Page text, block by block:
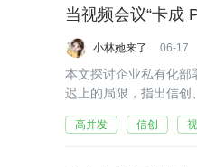
当视频会议“卡成
小林她来了 06-17
本文探讨企业私有化部
迟上的局限，指出信创
高并发 信创